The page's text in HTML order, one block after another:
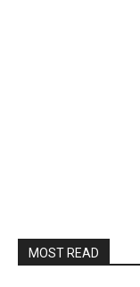
MOST READ